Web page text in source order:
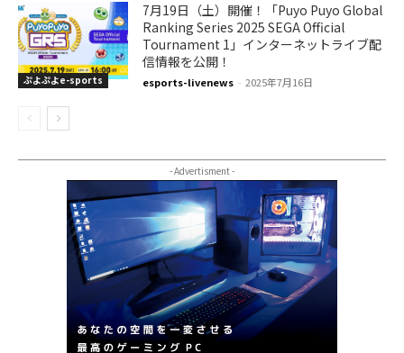
ぷよぷよe-sports
7月19日（土）開催！「Puyo Puyo Global
Ranking Series 2025 SEGA Official
Tournament 1」インターネットライブ配
信情報を公開！
esports-livenews - 2025年7月16日
- Advertisment -